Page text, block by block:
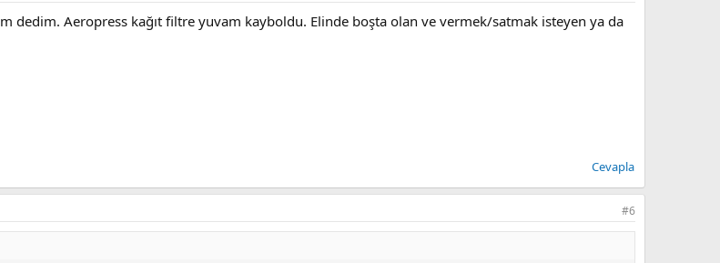
dedim. Aeropress kağıt filtre yuvam kayboldu. Elinde boşta olan ve vermek/satmak isteyen ya da
Cevapla
#6